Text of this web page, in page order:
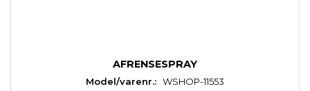
AFRENSESPRAY
Model/varenr.: WSHOP-11553